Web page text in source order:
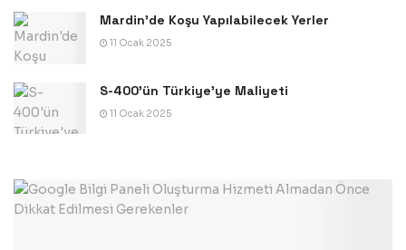
Mardin’de Koşu Yapılabilecek Yerler
11 Ocak 2025
S-400’ün Türkiye’ye Maliyeti
11 Ocak 2025